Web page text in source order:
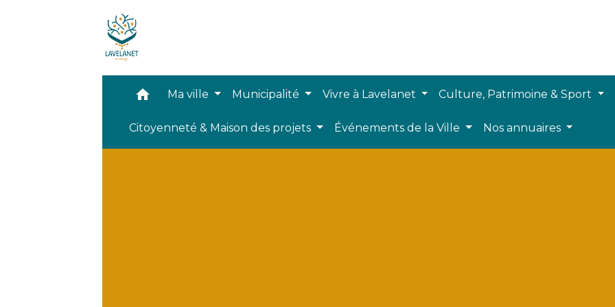
home Ma ville Municipalité Vivre à Lavelanet Culture, Patrimoine & Sport
Citoyenneté & Maison des projets Événements de la Ville Nos annuaires